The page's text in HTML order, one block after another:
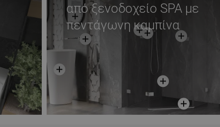
από ξενοδοχείο SPA με
πεντάγωνη καμπίνα